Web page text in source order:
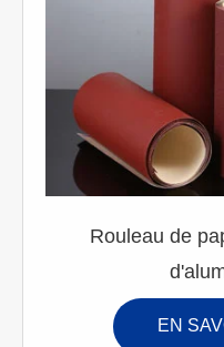
Rouleau de
EN